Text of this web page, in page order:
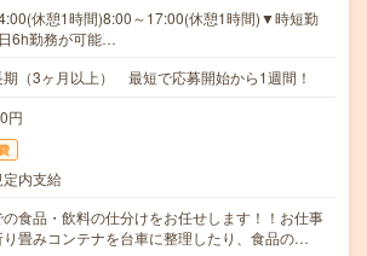
休憩1時間)8:00～17:00(休憩1時間)▼時短勤
6h勤務が可能…
期（3ヶ月以上） 最短で応募開始から1週間！
円
内支給
食品・飲料の仕分けをお任せします！！お仕事
り畳みコンテナを台車に整理したり、食品の…